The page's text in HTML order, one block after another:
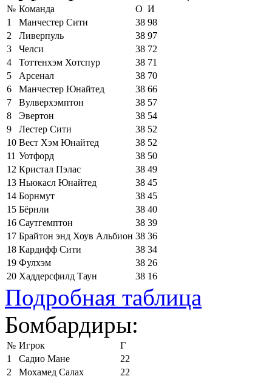
№ Команда О И
1
Манчестер Сити 38 98
2
Ливерпуль 38 97
3
Челси 38 72
4
Тоттенхэм Хотспур 38 71
5
Арсенал 38 70
6
Манчестер Юнайтед 38 66
7
Вулверхэмптон 38 57
8
Эвертон 38 54
9
Лестер Сити 38 52
10 Вест Хэм Юнайтед 38 52
11 Уотфорд 38 50
12 Кристал Пэлас 38 49
13 Ньюкасл Юнайтед 38 45
14 Борнмут 38 45
15 Бёрнли 38 40
16 Саутгемптон 38 39
17 Брайтон энд Хоув Альбион 38 36
18 Кардифф Сити 38 34
19 Фулхэм 38 26
20 Хаддерсфилд Таун 38 16
Подробная таблица
Бомбардиры:
№ Игрок
Г
1
Садио Мане
22
2
Мохамед Салах
22